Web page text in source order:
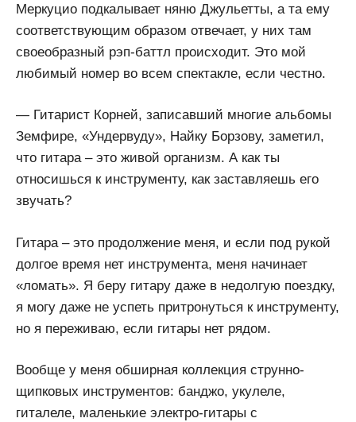
Меркуцио подкалывает няню Джульетты, а та ему
соответствующим образом отвечает, у них там
своеобразный рэп-баттл происходит. Это мой
любимый номер во всем спектакле, если честно.
— Гитарист Корней, записавший многие альбомы
Земфире, «Ундервуду», Найку Борзову, заметил,
что гитара – это живой организм. А как ты
относишься к инструменту, как заставляешь его
звучать?
Гитара – это продолжение меня, и если под рукой
долгое время нет инструмента, меня начинает
«ломать». Я беру гитару даже в недолгую поездку,
я могу даже не успеть притронуться к инструменту,
но я переживаю, если гитары нет рядом.
Вообще у меня обширная коллекция струнно-
щипковых инструментов: банджо, укулеле,
гиталеле, маленькие электро-гитары с